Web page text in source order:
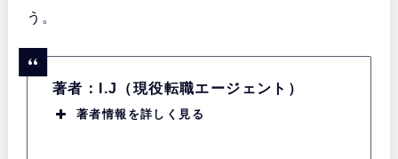
う。
著者：I.J（現役転職エージェント）
著者情報を詳しく見る